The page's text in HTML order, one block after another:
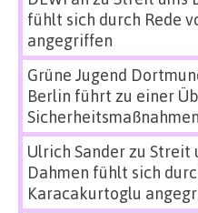
fühlt sich durch Rede
angegriffen
Grüne Jugend
Berlin führt zu einer
Ulrich Sanderzu Streit
Dahmen fühlt sich
Karacakurtoglu